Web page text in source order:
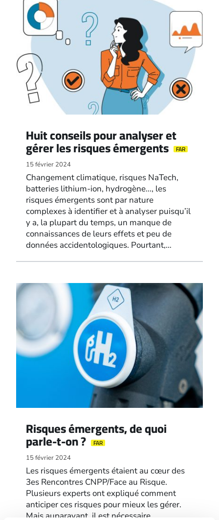
Huit conseils pour analyser et
gérer les risques émergents FAR
15 février 2024
Changement climatique, risques NaTech,
batteries lithium-ion, hydrogène..., les
risques émergents sont par nature
complexes à identifier et à analyser puisqu’il
y a, la plupart du temps, un manque de
connaissances de leurs effets et peu de
données accidentologiques. Pourtant,…
Risques émergents, de quoi
parle-t-on ? FAR
15 février 2024
Les risques émergents étaient au cœur des
3es Rencontres CNPP/Face au Risque.
Plusieurs experts ont expliqué comment
anticiper ces risques pour mieux les gérer.
Mais auparavant, il est nécessaire